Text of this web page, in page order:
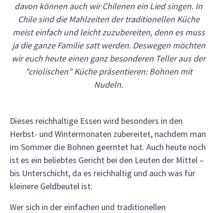
davon können auch wir Chilenen ein Lied singen. In
Chile sind die Mahlzeiten der traditionellen Küche
meist einfach und leicht zuzubereiten, denn es muss
ja die ganze Familie satt werden. Deswegen möchten
wir euch heute einen ganz besonderen Teller aus der
"criolischen" Küche präsentieren: Bohnen mit
Nudeln.
Dieses reichhaltige Essen wird besonders in den
Herbst- und Wintermonaten zubereitet, nachdem man
im Sommer die Bohnen geerntet hat. Auch heute noch
ist es ein beliebtes Gericht bei den Leuten der Mittel –
bis Unterschicht, da es reichhaltig und auch was für
kleinere Geldbeutel ist.
Wer sich in der einfachen und traditionellen